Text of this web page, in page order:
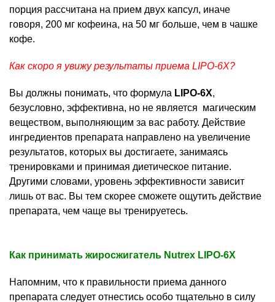
порция рассчитана на прием двух капсул, иначе
говоря, 200 мг кофеина, на 50 мг больше, чем в чашке
кофе.
Как скоро я увижу результаты приема LIPO-6Х?
Вы должны понимать, что формула LIPO-6Х,
безусловно, эффективна, но не является магическим
веществом, выполняющим за вас работу. Действие
ингредиентов препарата направлено на увеличение
результатов, которых вы достигаете, занимаясь
тренировками и принимая диетическое питание.
Другими словами, уровень эффективности зависит
лишь от вас. Вы тем скорее сможете ощутить действие
препарата, чем чаще вы тренируетесь.
Как принимать жиросжигатель Nutrex LIPO-6X
Напомним, что к правильности приема данного
препарата следует отнестись особо тщательно в силу